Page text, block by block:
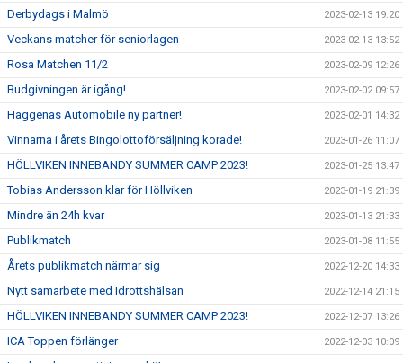
Derbydags i Malmö 2023-02-13 19:20
Veckans matcher för seniorlagen 2023-02-13 13:52
Rosa Matchen 11/2 2023-02-09 12:26
Budgivningen är igång! 2023-02-02 09:57
Häggenäs Automobile ny partner! 2023-02-01 14:32
Vinnarna i årets Bingolottoförsäljning korade! 2023-01-26 11:07
HÖLLVIKEN INNEBANDY SUMMER CAMP 2023! 2023-01-25 13:47
Tobias Andersson klar för Höllviken 2023-01-19 21:39
Mindre än 24h kvar 2023-01-13 21:33
Publikmatch 2023-01-08 11:55
Årets publikmatch närmar sig 2022-12-20 14:33
Nytt samarbete med Idrottshälsan 2022-12-14 21:15
HÖLLVIKEN INNEBANDY SUMMER CAMP 2023! 2022-12-07 13:26
ICA Toppen förlänger 2022-12-03 10:09